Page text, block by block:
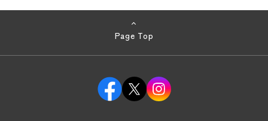
Page Top